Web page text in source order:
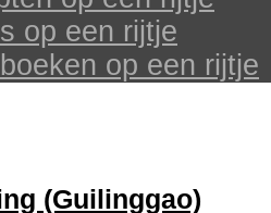
op een rijtje
op een rijtje
(Guilinggao)